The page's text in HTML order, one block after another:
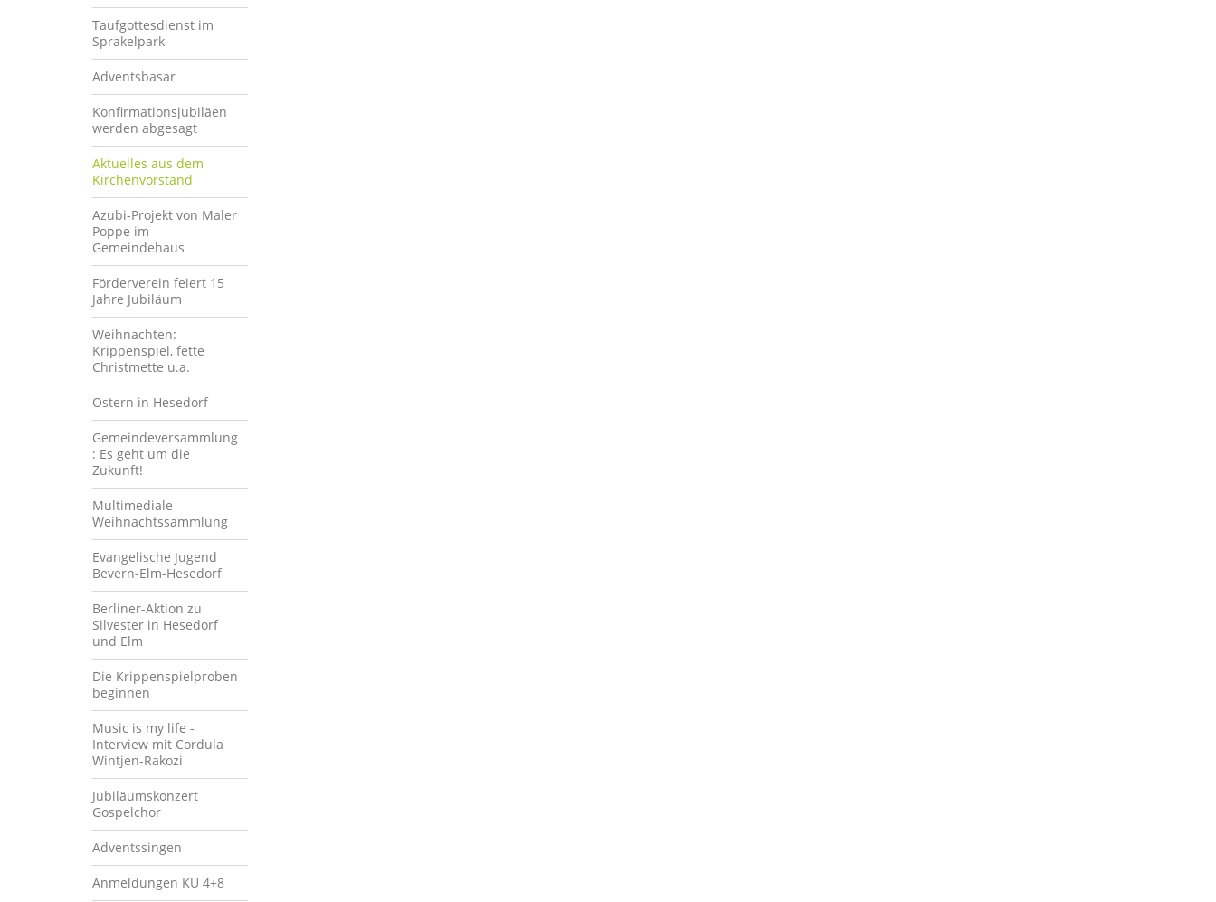
Taufgottesdienst im
Sprakelpark
Adventsbasar
Konfirmationsjubiläen
werden abgesagt
Aktuelles aus dem
Kirchenvorstand
Azubi-Projekt von Maler
Poppe im
Gemeindehaus
Förderverein feiert 15
Jahre Jubiläum
Weihnachten:
Krippenspiel, fette
Christmette u.a.
Ostern in Hesedorf
Gemeindeversammlung
: Es geht um die
Zukunft!
Multimediale
Weihnachtssammlung
Evangelische Jugend
Bevern-Elm-Hesedorf
Berliner-Aktion zu
Silvester in Hesedorf
und Elm
Die Krippenspielproben
beginnen
Music is my life -
Interview mit Cordula
Wintjen-Rakozi
Jubiläumskonzert
Gospelchor
Adventssingen
Anmeldungen KU 4+8